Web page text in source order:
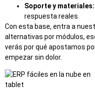
Soporte y materiales:
respuesta reales.
Con esta base, entra a
alternativas por módulos,
verás por qué apostamos
empezar sin dolor.